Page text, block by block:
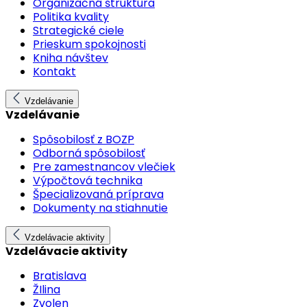
Politika kvality
Strategické ciele
Prieskum spokojnosti
Kniha návštev
Kontakt
Vzdelávanie
Vzdelávanie
Spôsobilosť z BOZP
Odborná spôsobilosť
Pre zamestnancov vlečiek
Výpočtová technika
Špecializovaná príprava
Dokumenty na stiahnutie
Vzdelávacie aktivity
Vzdelávacie aktivity
Bratislava
ŽIlina
Zvolen